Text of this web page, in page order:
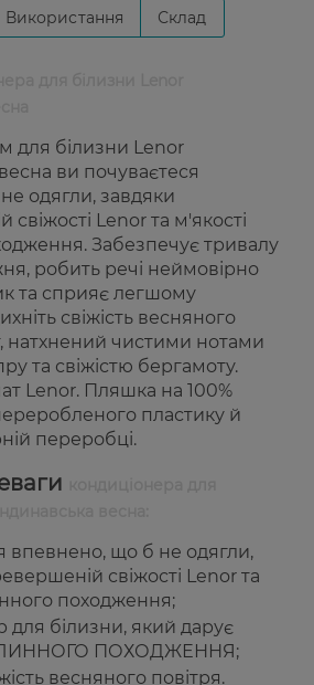
Використання Склад
для білизни Lenor
ви почуваєтеся
одягли, завдяки
Lenor та м'якості
Забезпечує тривалу
робить речі неймовірно
та сприяє легшому
свіжість весняного
натхнений чистими нотами
та свіжістю бергамоту.
Lenor. Пляшка на 100%
пластику й
переробці.
впевнено, що б не одягли,
свіжості Lenor та
походження;
для білизни, який дарує
ПОХОДЖЕННЯ;
весняного повітря.